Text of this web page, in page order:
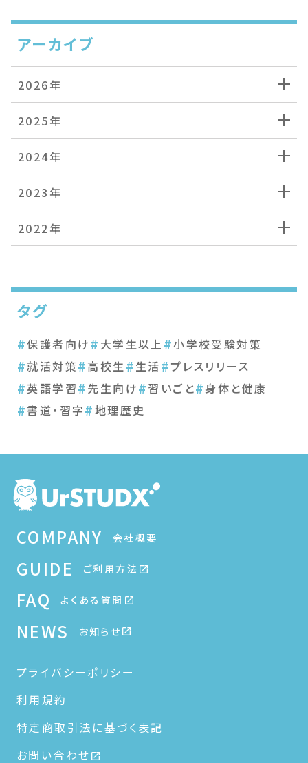
アーカイブ
2026年
2025年
2024年
2023年
2022年
タグ
#保護者向け# 大学生以上 #小学校受験対策
#就活対策#高校生#生活#プレスリリース
#英語学習#先生向け#習いごと#身体と健康
#書道・習字#地理歴史
COMPANY 会社概要
GUIDE ご利用方法
FAQ よくある質問
NEWS お知らせ
プライバシーポリシー
利用規約
特定商取引法に基づく表記
お問い合わせ